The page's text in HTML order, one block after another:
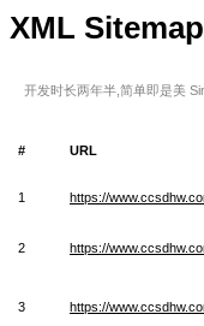
XML
开发时长两年半,简单即是美
# URL
1 https://
2 https://
3 https://